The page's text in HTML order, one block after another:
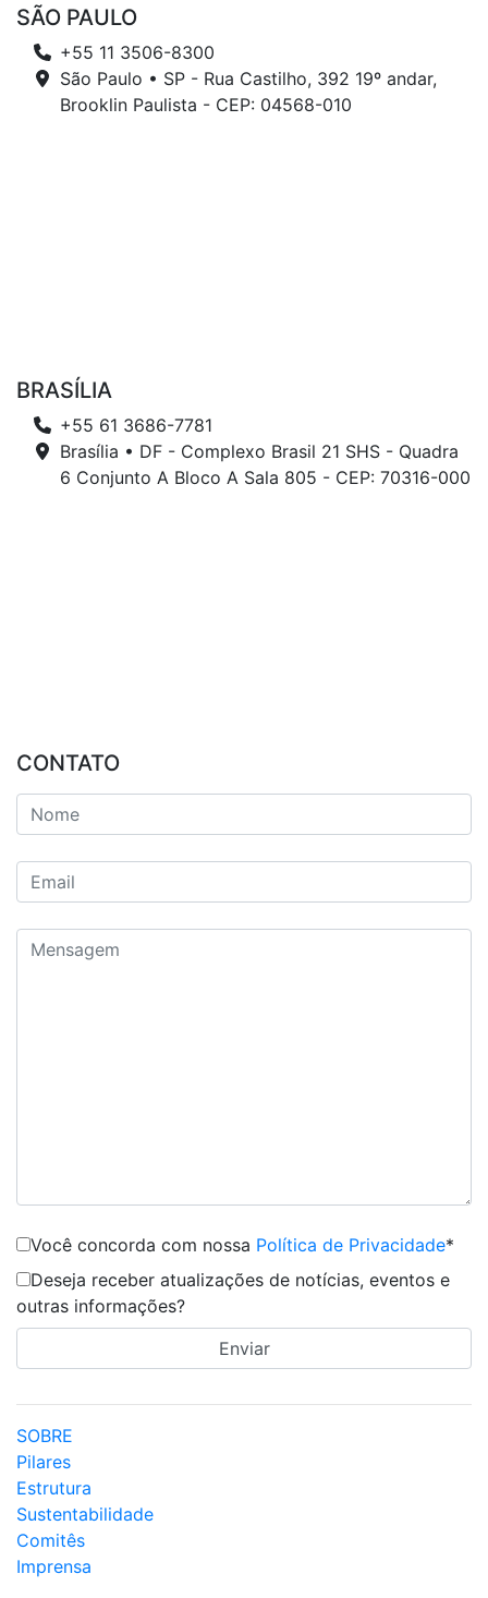
SÃO PAULO
+55 11 3506-8300
São Paulo • SP - Rua Castilho, 392 19º andar,
Brooklin Paulista - CEP: 04568-010
BRASÍLIA
+55 61 3686-7781
Brasília • DF - Complexo Brasil 21 SHS - Quadra
6 Conjunto A Bloco A Sala 805 - CEP: 70316-000
CONTATO
Você concorda com nossa Política de Privacidade*
Deseja receber atualizações de notícias, eventos e
outras informações?
SOBRE
Pilares
Estrutura
Sustentabilidade
Comitês
Imprensa